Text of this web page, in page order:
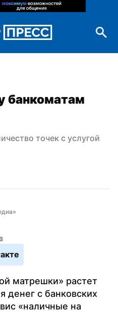
банкоматам
точек с услугой
матрешки» растет
денег с банковских
«наличные на